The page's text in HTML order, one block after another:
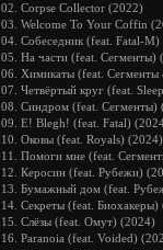
02. Corpse Collector (2022)
03. Welcome To Your Coffin
04. Собеседник (feat. Fatal-
05. На части (feat. Сегменты)
06. Химикаты (feat. Сегменты
07. Четвёртый круг (feat.
08. Синдром (feat. Сегменты)
09. E! Blegh! (feat. Fatal)
10. Оковы (feat. Royals) (2024)
11. Помоги мне (feat.
12. Керосин (feat. Рубежи)
13. Бумажный дом (feat.
14. Секреты (feat. Биохакеры)
15. Слёзы (feat. Омут) (2024)
16. Paranoia (feat. Voided)